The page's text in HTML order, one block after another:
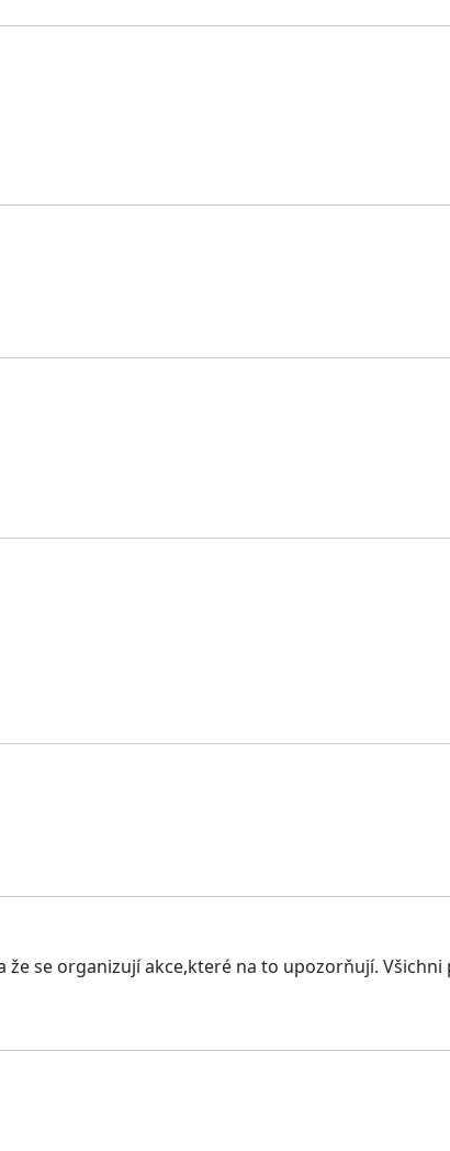
se organizují akce,které na to upozorňují.